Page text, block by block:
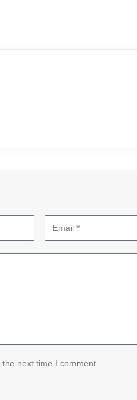
next time I comment.